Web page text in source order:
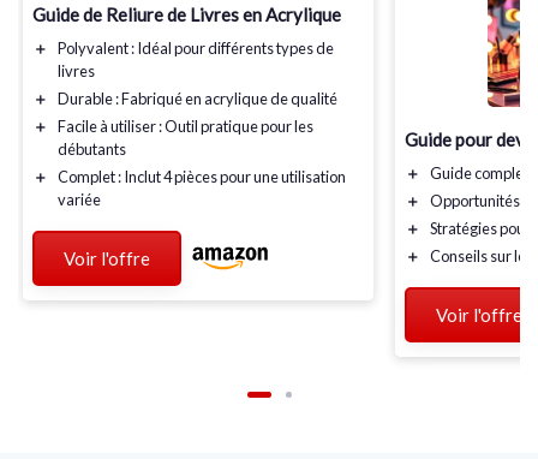
Guide de Reliure de Livres en Acrylique
＋ Polyvalent: Idéal pour différents types de
livres
＋
Durable: Fabriqué en acrylique de qualité
＋
Facile à utiliser: Outil pratique pour les
débutants
＋
Complet: Inclut 4 pièces pour une utilisation
variée
Voir l'offre
Guide pour
＋ Guidecomplet
＋
Opportunités
＋
Stratégiespour
＋
Conseilssur le
Voir l'offre